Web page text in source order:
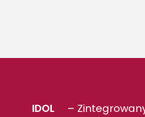
IDOL –